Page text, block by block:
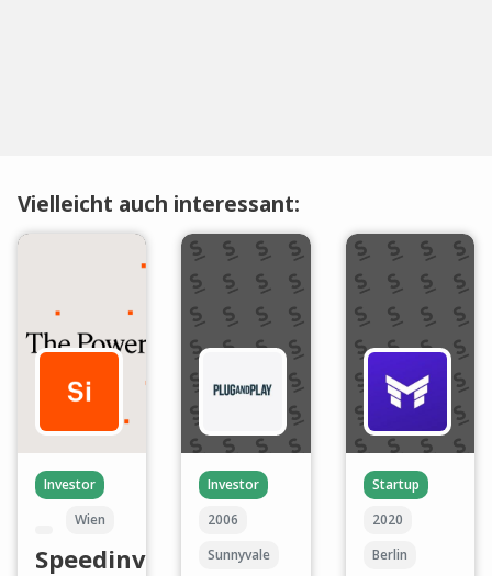
Vielleicht auch interessant:
Investor
Wien
Speedinvest
Investor
2006
Sunnyvale
Startup
2020
Berlin